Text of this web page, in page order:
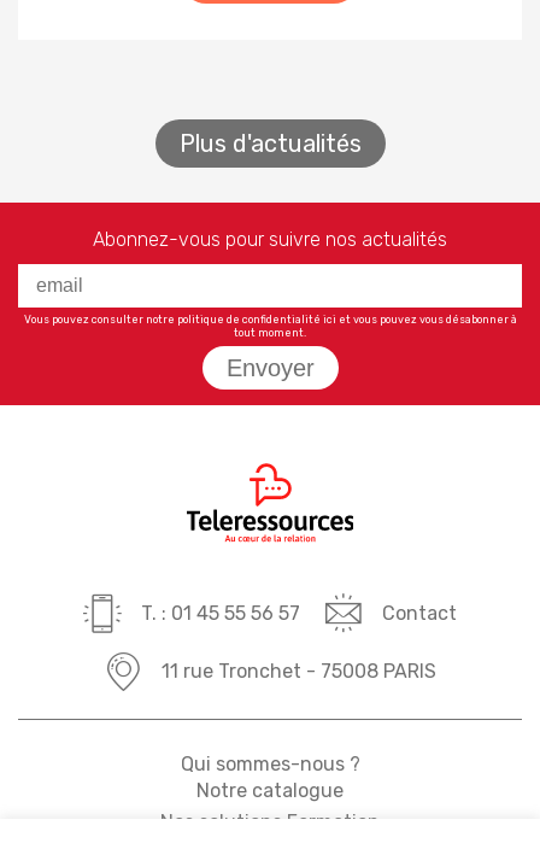
Plus d'actualités
Abonnez-vous pour suivre nos actualités
Vous pouvez consulter notre politique de confidentialité ici et vous pouvez vous désabonner à
tout moment.
Envoyer
Qui sommes-nous ?
Notre catalogue
Nos solutions Formation
T. : 01 45 55 56 57 Contact
11 rue Tronchet - 75008 PARIS